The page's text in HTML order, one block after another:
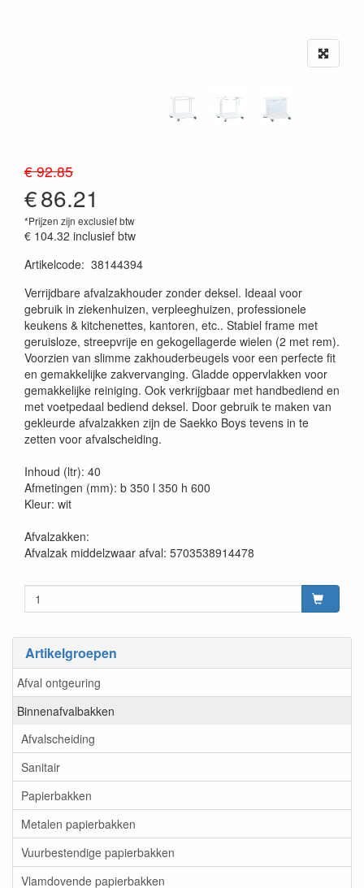
Artikelgroepen
Afval ontgeuring
Binnenafvalbakken
Afvalscheiding
Sanitair
Papierbakken
Metalen papierbakken
Vuurbestendige papierbakken
Vlamdovende papierbakken
€ 92.85
€86.21
*Prijzen zijn exclusief btw
€ 104.32 inclusief btw
Artikelcode: 38144394
Verrijdbare afvalzakhouder zonder deksel. Ideaal voor
gebruik in ziekenhuizen, verpleeghuizen, professionele
keukens & kitchenettes, kantoren, etc.. Stabiel frame met
geruisloze, streepvrije en gekogellagerde wielen (2 met rem).
Voorzien van slimme zakhouderbeugels voor een perfecte fit
en gemakkelijke zakvervanging. Gladde oppervlakken voor
gemakkelijke reiniging. Ook verkrijgbaar met handbediend en
met voetpedaal bediend deksel. Door gebruik te maken van
gekleurde afvalzakken zijn de Saekko Boys tevens in te
zetten voor afvalscheiding.
Inhoud (ltr): 40
Afmetingen (mm): b 350 l 350 h 600
Kleur: wit
Afvalzakken:
Afvalzak middelzwaar afval: 5703538914478